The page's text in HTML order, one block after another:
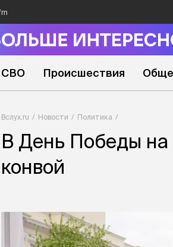
СВО Происшествия
Вслух.ru Новости Политика
В День Победы
конвой